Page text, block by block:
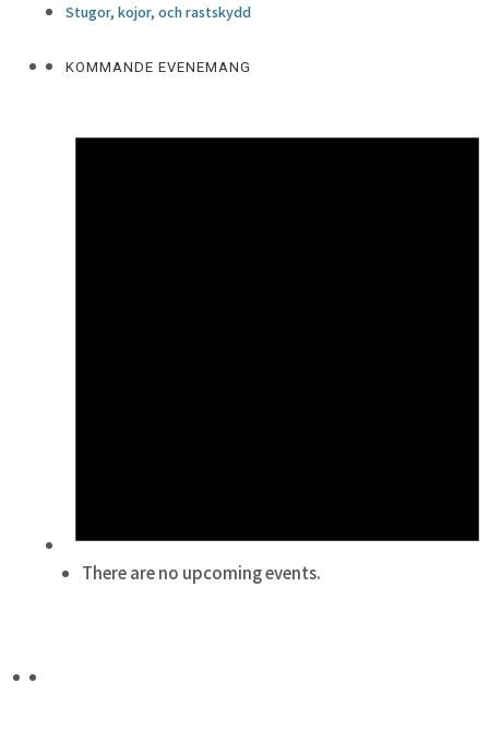
Stugor, kojor, och rastskydd
KOMMANDE EVENEMANG
There are no upcoming events.